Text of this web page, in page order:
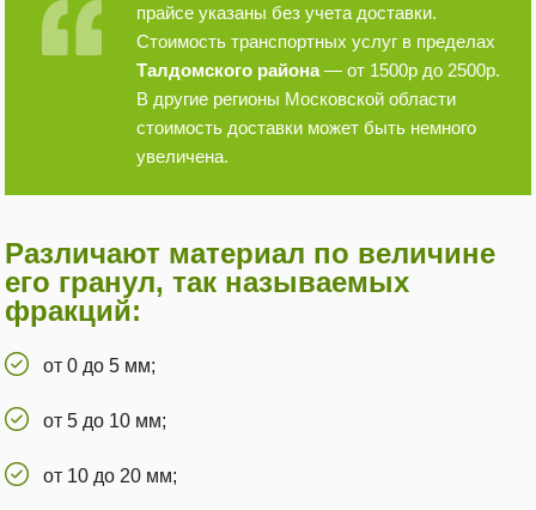
прайсе указаны без учета доставки.
Стоимость транспортных услуг в пределах
Талдомского района— от 1500р до 2500р.
В другие регионы Московской области
стоимость доставки может быть немного
увеличена.
Различают материал по величине
его гранул, так называемых
фракций:
от 0 до 5 мм;
от 5 до 10 мм;
от 10 до 20 мм;